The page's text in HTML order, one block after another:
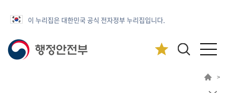
이 누리집은 대한민국 공식 전자정부 누리집입니다.
>